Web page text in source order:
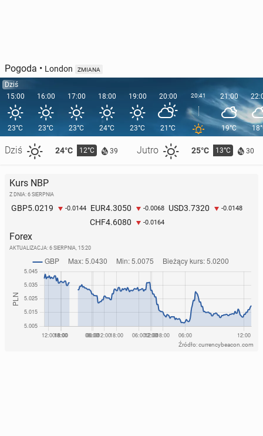
Pogoda • London ZMIANA
Dziś
15:00
23°C
Dziś 24°C 12°C 39 Jutro 25°C 13°C 30
16:00
23°C
17:00
23°C
18:00
24°C
19:00
23°C
20:00
21°C
20:41 21:00
19°C
Kurs NBP
Z DNIA: 6 SIERPNIA
GBP5.0219 -0.0144 EUR4.3050 -0.0068 USD3.7320 -0.0148
CHF4.6080 -0.0164
Forex
AKTUALIZACJA: 6 SIERPNIA, 15:20
Źródło: currencybeacon.com